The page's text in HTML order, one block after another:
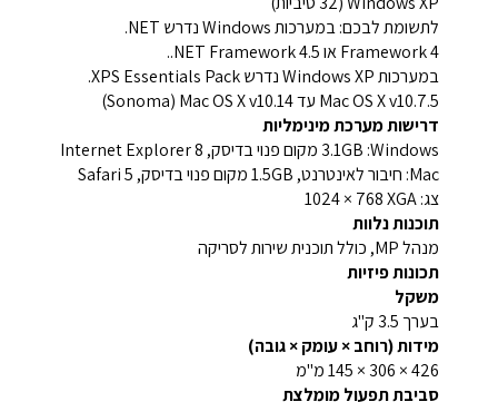
לתשומת לבכם: במערכות Windows נדרש ‎.NET
Framework 4 או ‎.NET Framework 4.5.
במערכות Windows XP נדרש XPS Essentials Pack.
Mac OS X v10.7.5 עד Mac OS X v10.14‏ (Sonoma)
דרישות מערכת מינימליות
Windows‏: 3.1GB מקום פנוי בדיסק, Internet Explorer 8
Mac: חיבור לאינטרנט, 1.5GB מקום פנוי בדיסק, Safari 5
צג: ‎1024 × 768 XGA
תוכנות נלוות
מנהל MP, כולל תוכנית שירות לסריקה
תכונות פיזיות
משקל
בערך 3.5 ק"ג
מידות (רוחב × עומק × גובה)
426 × 306 × 145 מ"מ
סביבת תפעול מומלצת